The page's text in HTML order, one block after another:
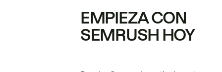
EMPIEZA CON
SEMRUSH HOY